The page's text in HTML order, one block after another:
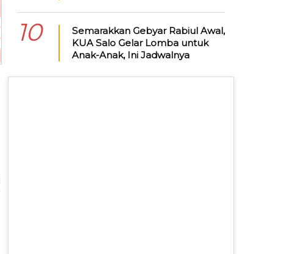
10
Semarakkan Gebyar Rabiul Awal,
KUA Salo Gelar Lomba untuk
Anak-Anak, Ini Jadwalnya